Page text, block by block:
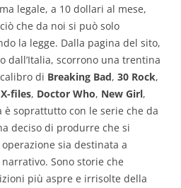
legale, a 10 dollari al mese,
che da noi si può solo
la legge. Dalla pagina del sito,
dall’Italia, scorrono una trentina
di Breaking Bad, 30 Rock,
files, Doctor Who, New Girl,
soprattutto con le serie che da
deciso di produrre che si
sia destinata a
Sono storie che
più aspre e irrisolte della